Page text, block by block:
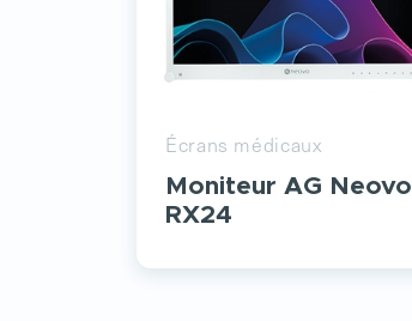
Écrans médicaux
Moniteur AG Neovo
RX24